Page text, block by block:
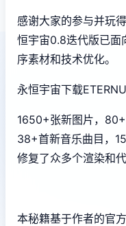
感谢大家的参与并玩
恒宇宙0.8迭代版已面
序素材和技术优化。
永恒宇宙下载
1650+张新图片，
38+首新音乐曲目，
修复了众多个渲染和代
本秘籍基于作者的官